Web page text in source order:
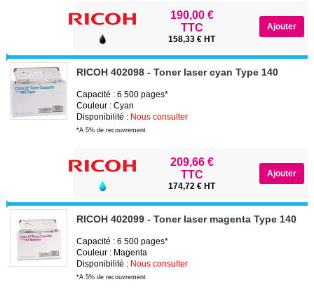
190,00 €
TTC
158,33 € HT
RICOH 402098 - Toner laser cyan Type 140
Capacité : 6 500 pages*
Couleur : Cyan
Disponibilité : Nous consulter
*A 5% de recouvrement
209,66 €
TTC
174,72 € HT
RICOH 402099 - Toner laser magenta Type 140
Capacité : 6 500 pages*
Couleur : Magenta
Disponibilité : Nous consulter
*A 5% de recouvrement